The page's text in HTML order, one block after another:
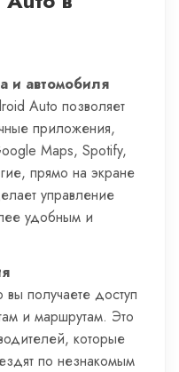
и автомобиля
Auto позволяет
приложения,
Maps, Spotify,
прямо на экране
управление
удобным и
получаете доступ
и маршрутам. Это
которые
по незнакомым